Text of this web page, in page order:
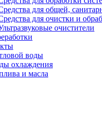
для общей,
для очистки и
очистители
воды
охлаждения
и масла